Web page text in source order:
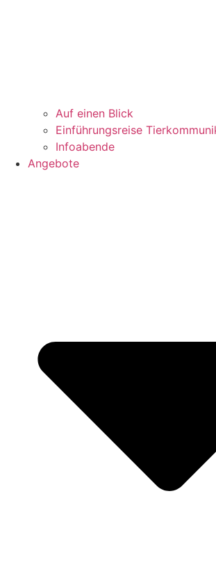
Auf einen Blick
Einführungsreise
Infoabende
Angebote